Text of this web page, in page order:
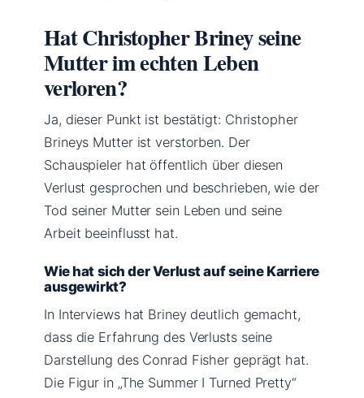
Hat Christopher Briney seine
Mutter im echten Leben
verloren?
Ja, dieser Punkt ist bestätigt: Christopher
Brineys Mutter ist verstorben. Der
Schauspieler hat öffentlich über diesen
Verlust gesprochen und beschrieben, wie der
Tod seiner Mutter sein Leben und seine
Arbeit beeinflusst hat.
Wie hat sich der Verlust auf seine Karriere
ausgewirkt?
In Interviews hat Briney deutlich gemacht,
dass die Erfahrung des Verlusts seine
Darstellung des Conrad Fisher geprägt hat.
Die Figur in „The Summer I Turned Pretty“